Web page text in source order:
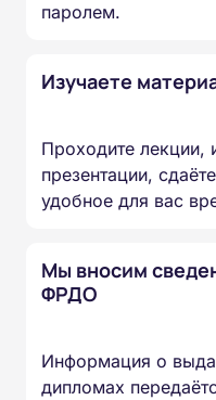
паролем.
Изучаете
Проходите лекции,
презентации,
удобное для вас
Мы вносим
ФРДО
Информация о
дипломах